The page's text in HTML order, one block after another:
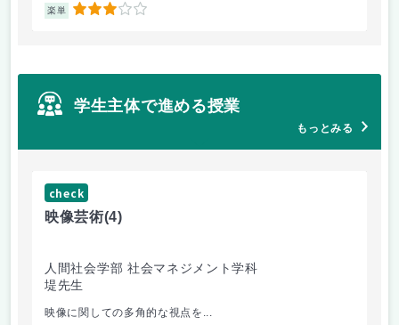
楽単 3
学生主体で進める授業
もっとみる
check
映像芸術(4)
人間社会学部 社会マネジメント学科
堤先生
映像に関しての多角的な視点を...